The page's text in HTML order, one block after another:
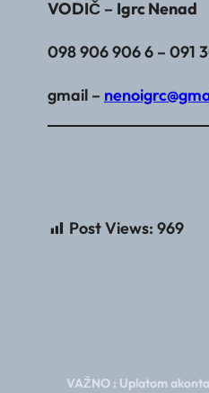
VODIČ – Igrc Nenad
098 906 906 6 – 091
gmail –
Post Views: 969
VAŽNO : Uplatom